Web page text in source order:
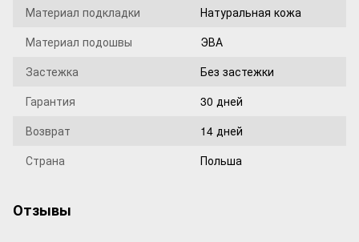
Материал подкладки
Натуральная кожа
Материал подошвы
ЭВА
Застежка
Без застежки
Гарантия
30 дней
Возврат
14 дней
Страна
Польша
Отзывы